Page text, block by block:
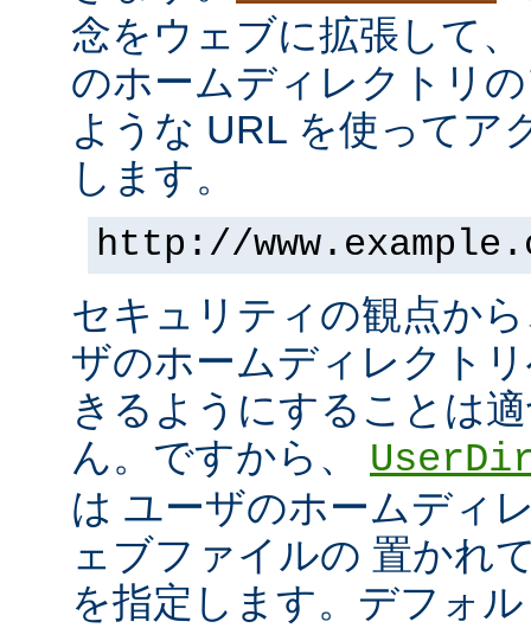
念をウェブに拡張して
のホームディレクトリ
ような URL を使ってア
します。
http://
セキュリティの観点か
ザのホームディレクト
きるようにすることは
ん。ですから、
は ユーザのホームディ
ェブファイルの 置かれ
を指定します。デフォ